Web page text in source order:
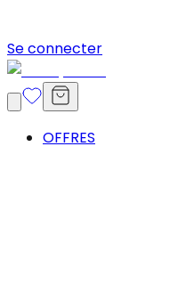
Se connecter
OFFRES